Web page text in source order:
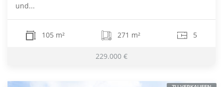
und...
105 m² 271 m² 5
229.000 €